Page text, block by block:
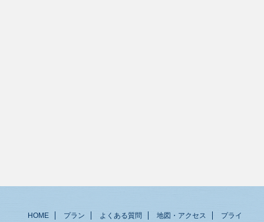
HOME プラン よくある質問 地図・アクセス
プライ